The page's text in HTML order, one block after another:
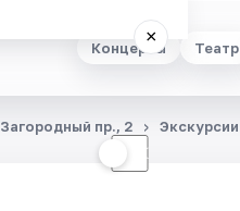
Концерты Театр
×
☾
Загородный пр., 2 Экскурсии